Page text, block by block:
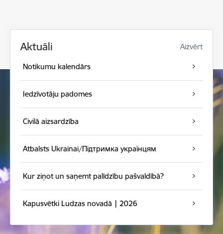
Aktuāli Aizvērt
Notikumu kalendārs
Iedzīvotāju padomes
Civilā aizsardzība
Atbalsts Ukrainai/Підтримка українцям
Kur ziņot un saņemt palīdzību pašvaldībā?
Kapusvētki Ludzas novadā | 2026